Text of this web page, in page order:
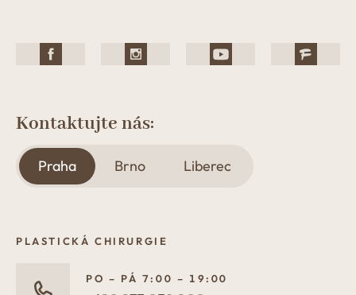
Kontaktujte nás:
Praha Brno Liberec
PLASTICKÁ CHIRURGIE
PO – PÁ 7:00 – 19:00